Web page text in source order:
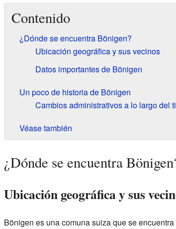
Contenido
¿Dónde se encuentra Bönigen?
Ubicación geográfica y sus vecinos
Datos importantes de Bönigen
Un poco de historia de Bönigen
Cambios administrativos a lo largo del
Véase también
¿Dónde se encuentra
Ubicación geográfica y sus
Bönigen es una comuna suiza que se